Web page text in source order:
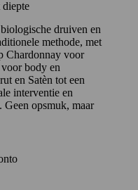
diepte
druiven en
methode, met
Chardonnay voor
body en
en Satèn tot een
interventie en
Geen opsmuk, maar